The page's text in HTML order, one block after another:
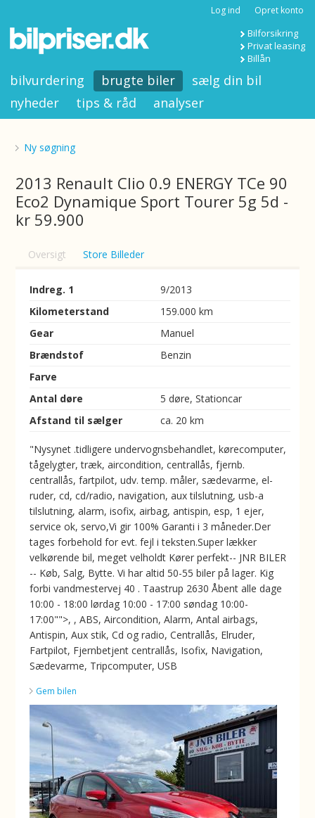
Log ind Opret konto
Bilforsikring
Privat leasing
Billån
bilvurdering brugte biler
sælg din bil
nyheder
tips & råd analyser
Ny søgning
2013 Renault Clio 0.9 ENERGY TCe 90
Eco2 Dynamique Sport Tourer 5g 5d -
kr 59.900
Oversigt Store Billeder
Indreg. 1
9/2013
Kilometerstand
159.000 km
Gear
Manuel
Brændstof
Benzin
Farve
Antal døre
5 døre, Stationcar
Afstand til sælger
ca. 20 km
"Nysynet .tidligere undervognsbehandlet, kørecomputer,
tågelygter, træk, aircondition, centrallås, fjernb.
centrallås, fartpilot, udv. temp. måler, sædevarme, el-
ruder, cd, cd/radio, navigation, aux tilslutning, usb-a
tilslutning, alarm, isofix, airbag, antispin, esp, 1 ejer,
service ok, servo,Vi gir 100% Garanti i 3 måneder.Der
tages forbehold for evt. fejl i teksten.Super lækker
velkørende bil, meget velholdt Kører perfekt-- JNR BILER
-- Køb, Salg, Bytte. Vi har altid 50-55 biler på lager. Kig
forbi vandmestervej 40 . Taastrup 2630 Åbent alle dage
10:00 - 18:00 lørdag 10:00 - 17:00 søndag 10:00-
17:00"">, , ABS, Aircondition, Alarm, Antal airbags,
Antispin, Aux stik, Cd og radio, Centrallås, Elruder,
Fartpilot, Fjernbetjent centrallås, Isofix, Navigation,
Sædevarme, Tripcomputer, USB
Gem bilen